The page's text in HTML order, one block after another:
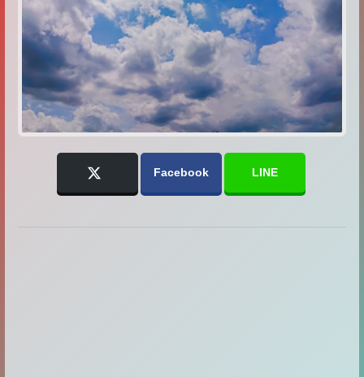
Facebook LINE